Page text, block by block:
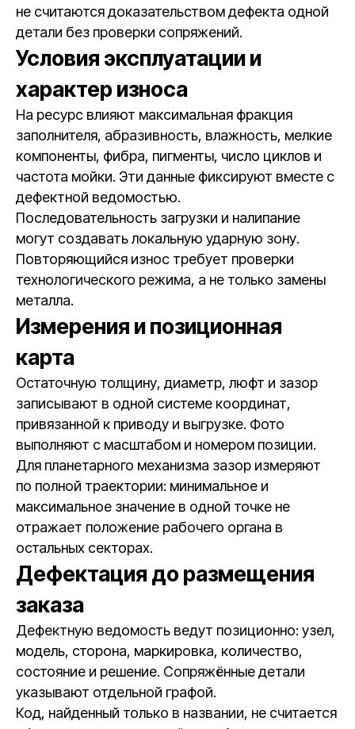
не считаются доказательством дефекта одной
детали без проверки сопряжений.
Условия эксплуатации и
характер износа
На ресурс влияют максимальная фракция
заполнителя, абразивность, влажность, мелкие
компоненты, фибра, пигменты, число циклов и
частота мойки. Эти данные фиксируют вместе с
дефектной ведомостью.
Последовательность загрузки и налипание
могут создавать локальную ударную зону.
Повторяющийся износ требует проверки
технологического режима, а не только замены
металла.
Измерения и позиционная
карта
Остаточную толщину, диаметр, люфт и зазор
записывают в одной системе координат,
привязанной к приводу и выгрузке. Фото
выполняют с масштабом и номером позиции.
Для планетарного механизма зазор измеряют
по полной траектории: минимальное и
максимальное значение в одной точке не
отражает положение рабочего органа в
остальных секторах.
Дефектация до размещения
заказа
Дефектную ведомость ведут позиционно: узел,
модель, сторона, маркировка, количество,
состояние и решение. Сопряжённые детали
указывают отдельной графой.
Код, найденный только в названии, не считается